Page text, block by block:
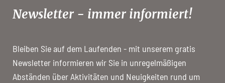
Newsletter - immer informiert!
Bleiben Sie auf dem Laufenden - mit unserem gratis
Newsletter informieren wir Sie in unregelmäßigen
Abständen über Aktivitäten und Neuigkeiten rund um